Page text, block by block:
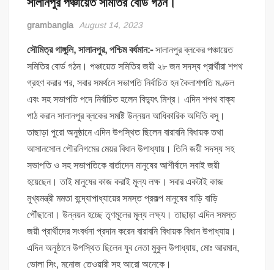
grambangla August 14, 2023
সৌমিত্র গাঙ্গুলি, সালানপুর, পশ্চিম বর্ধমান:-সালানপুর ব্লকের পঞ্চায়েত
সমিতির বোর্ড গঠন। পঞ্চায়েত সমিতির জয়ী ২৮ জন সদস্য প্রার্থীরা শপথ
গ্রহণ করার পর, সবার সমর্থনে সভাপতি নির্বাচিত হন কৈলাশপতি মণ্ডল
এবং সহ সভাপতি পদে নির্বাচিত হলেন বিদ্যুৎ মিশ্র। এদিন শপথ বাক্য
পাঠ করান সালানপুর ব্লকের সমষ্টি উন্নয়ন আধিকারিক অদিতি বসু।
তাছাড়া পুরো অনুষ্ঠানে এদিন উপস্থিত ছিলেন বারাবনি বিধায়ক তথা
আসানসোল পৌরনিগমের মেয়র বিধান উপাধ্যায়। তিনি জয়ী সদস্য সহ
সভাপতি ও সহ সভাপতিকে বার্তাদেন মানুষের আশীর্বাদে সবাই জয়ী
হয়েছেন। তাই মানুষের কাজ করাই মূল্য লক্ষ। সবার একটাই কাজ
মুখ্যমন্ত্রী মমতা বন্দ্যোপাধ্যায়ের সমস্ত প্রকল্প মানুষের বাড়ি বাড়ি
পৌঁছানো। উন্নয়ন হচ্ছে তৃণমূলের মূল্য লক্ষ্য। তাছাড়া এদিন সমস্ত
জয়ী প্রার্থীদের সংবর্ধনা প্রদান করেন বারাবনি বিধায়ক বিধান উপাধ্যায়।
এদিন অনুষ্ঠানে উপস্থিত ছিলেন যুব নেতা মুকুল উপাধ্যায়, মোঃ আরমান,
ভোলা সিং, মনোজ তেওয়ারী সহ আরো অনেকে।